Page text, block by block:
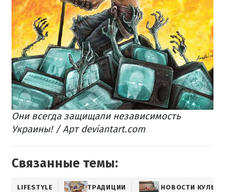
Они всегда защищали независимость
Украины! / Арт deviantart.com
Связанные темы:
LIFESTYLE ТРАДИЦИИ НОВОСТИ